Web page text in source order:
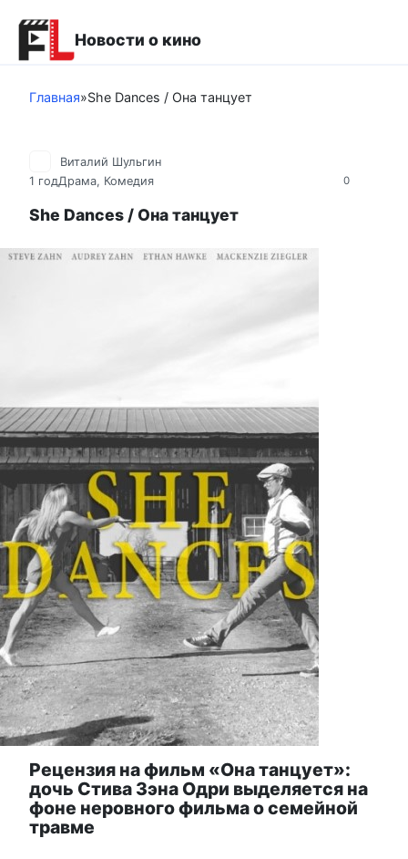
контенту
Новости о кино
Главная»She Dances / Она танцует
0
Виталий Шульгин
1 годДрама, Комедия
She Dances / Она танцует
Рецензия на фильм «Она танцует»:
дочь Стива Зэна Одри выделяется на
фоне неровного фильма о семейной
травме